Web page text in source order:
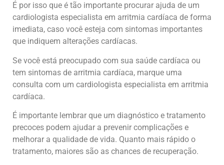
É por isso que é tão importante procurar ajuda de um
cardiologista especialista em arritmia cardíaca de forma
imediata, caso você esteja com sintomas importantes
que indiquem alterações cardíacas.
Se você está preocupado com sua saúde cardíaca ou
tem sintomas de arritmia cardíaca, marque uma
consulta com um cardiologista especialista em arritmia
cardíaca.
É importante lembrar que um diagnóstico e tratamento
precoces podem ajudar a prevenir complicações e
melhorar a qualidade de vida. Quanto mais rápido o
tratamento, maiores são as chances de recuperação.